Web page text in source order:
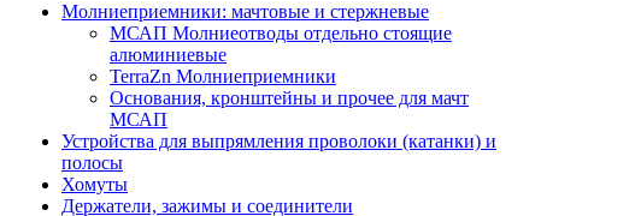
Молниеприемники: мачтовые и стержневые
МСАП Молниеотводы отдельно стоящие
алюминиевые
TerraZn Молниеприемники
Основания, кронштейны и прочее для мачт
МСАП
Устройства для выпрямления проволоки (катанки) и
полосы
Хомуты
Держатели, зажимы и соединители